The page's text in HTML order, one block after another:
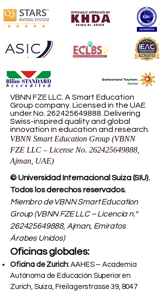
VBNN FZE LLC. A Smart Education
Group company. Licensed in the UAE
under No. 262425649888 . Delivering
Swiss-inspired quality and global
innovation in education and research.
VBNN Smart Education Group (VBNN
FZE LLC – License No. 262425649888
Ajman, UAE)
© Universidad Internacional Suiza (SIU).
Todos los derechos reservados.
Miembro de VBNN Smart Education
Group (VBNN FZE LLC – Licencia n.°
262425649888, Ajman, Emiratos
Árabes Unidos)
Oficinas globales:
Oficina de Zurich: AAHES – Academia
Autónoma de Educación Superior en
Zurich, Suiza, Freilagerstrasse 39, 8047